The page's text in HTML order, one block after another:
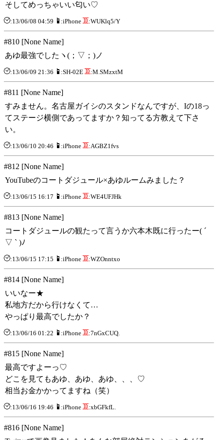
そしてめっちゃいい匂い♡
:13/06/08 04:59 :iPhone :WUKlq5/Y
#810 [None Name]
あゆ最強でしたヽ(；▽；)ノ
:13/06/09 21:36 :SH-02E :M.SMzxtM
#811 [None Name]
すみません。名古屋ガイシのスタンドなんですが、Iの18っ
てステージ横側であってますか？知ってる方教えて下さ
い。
:13/06/10 20:46 :iPhone :AGBZ1fvs
#812 [None Name]
YouTubeのコートダジュール×あゆルームみました？
:13/06/15 16:17 :iPhone :WE4UFJHk
#813 [None Name]
コートダジュールの観たって言うか六本木既に行ったー( ´
▽ ` )ﾉ
:13/06/15 17:15 :iPhone :WZOnntxo
#814 [None Name]
いいなー★
私地方だから行けなくて…
やっぱり最高でしたか？
:13/06/16 01:22 :iPhone :7nGxCUQ.
#815 [None Name]
最高ですよーっ♡
どこを見てもあゆ、あゆ、あゆ、、、♡
相当お金かかってますね（笑）
:13/06/16 19:46 :iPhone :xbGFkfL.
#816 [None Name]